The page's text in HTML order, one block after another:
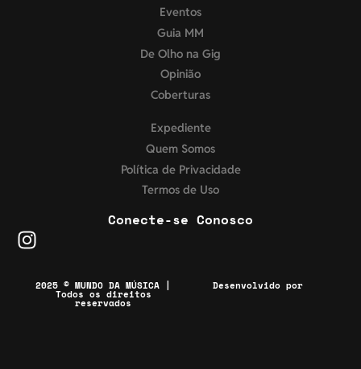
Eventos
Guia MM
De Olho na Gig
Opinião
Coberturas
Expediente
Quem Somos
Política de Privacidade
Termos de Uso
Conecte-se Conosco
2025 © MUNDO DA MÚSICA |
Todos os direitos
reservados
Desenvolvido por